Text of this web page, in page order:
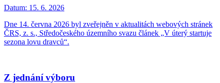
Datum: 15. 6. 2026
Dne 14. června 2026 byl zveřejněn v aktualitách webových stránek
ČRS, z. s., Středočeského územního svazu článek „V úterý startuje
sezona lovu dravců“.
Z jednání výboru